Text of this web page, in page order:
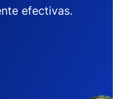
efectivas.